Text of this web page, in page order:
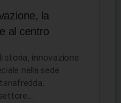
la
al centro
storia, innovazione
nella sede
settore…